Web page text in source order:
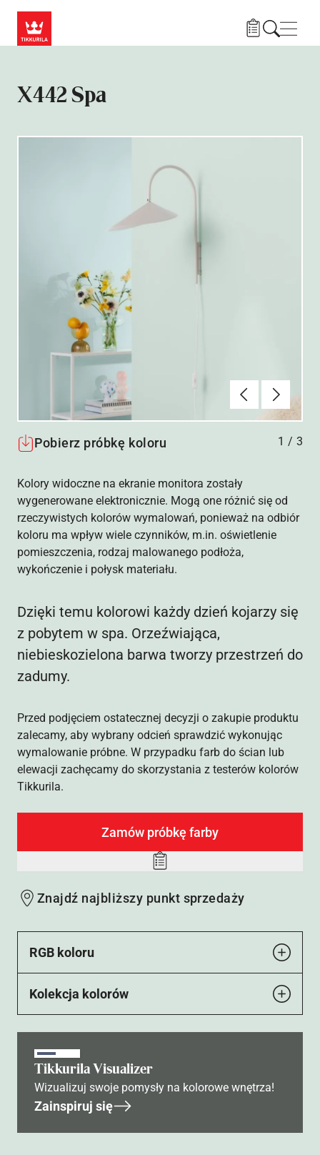
X442 Spa
Poprzednie
Dalej
Pobierz próbkę koloru 1 / 3
Kolory widoczne na ekranie monitora zostały
wygenerowane elektronicznie. Mogą one różnić się od
rzeczywistych kolorów wymalowań, ponieważ na odbiór
koloru ma wpływ wiele czynników, m.in. oświetlenie
pomieszczenia, rodzaj malowanego podłoża,
wykończenie i połysk materiału.
Dzięki temu kolorowi każdy dzień kojarzy się
z pobytem w spa. Orzeźwiająca,
niebieskozielona barwa tworzy przestrzeń do
zadumy.
Przed podjęciem ostatecznej decyzji o zakupie produktu
zalecamy, aby wybrany odcień sprawdzić wykonując
wymalowanie próbne. W przypadku farb do ścian lub
elewacji zachęcamy do skorzystania z testerów kolorów
Tikkurila.
Zamów próbkę farby
Add
wishlist
Znajdź najbliższy punkt sprzedaży
RGB koloru
Kolekcja kolorów
Tikkurila Visualizer
Wizualizuj swoje pomysły na kolorowe wnętrza!
Zainspiruj się